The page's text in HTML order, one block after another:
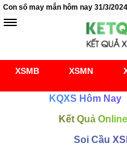
XSMB XSMN
KQXS Hôm Nay
Kết Quả Online
Soi Cầu